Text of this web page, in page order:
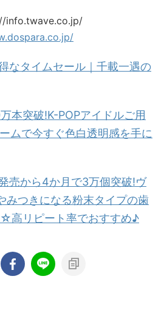
info.twave.co.jp/
なタイムセール｜千載一遇の
本突破!K-POPアイドルご用
ムで今すぐ色白透明感を手に
売から4か月で3万個突破!ヴ
みつきになる粉末タイプの歯
高リピート率でおすすめ♪